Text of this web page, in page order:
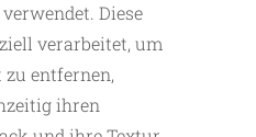
Diese
verarbeitet, um
zu entfernen,
ihren